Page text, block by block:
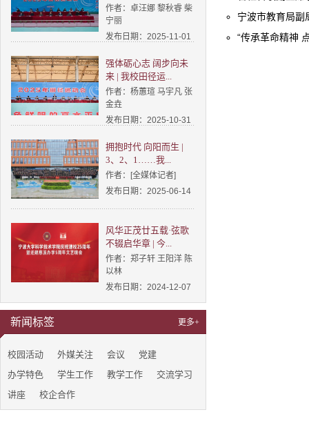
作者：卓汪娜 黎秋睿 柴
宁丽
发布日期：2025-11-01
强体砺心志 阔步向未
来 | 我校田径运...
作者：杨蕙瑄 马宇凡 张
金垚
发布日期：2025-10-31
拥抱时代 向阳而生 |
3、2、1……我...
作者：[全媒体记者]
发布日期：2025-06-14
风华正茂廿五载·弦歌
不辍启华章 | 今...
作者：郑子轩 王阳洋 陈
以林
发布日期：2024-12-07
新闻标签 更多+
校园活动 外媒关注 会议
党建
办学特色
学生工作 教学工作
交流学习
讲座
校企合作
宁波市教育局副
“传承革命精神